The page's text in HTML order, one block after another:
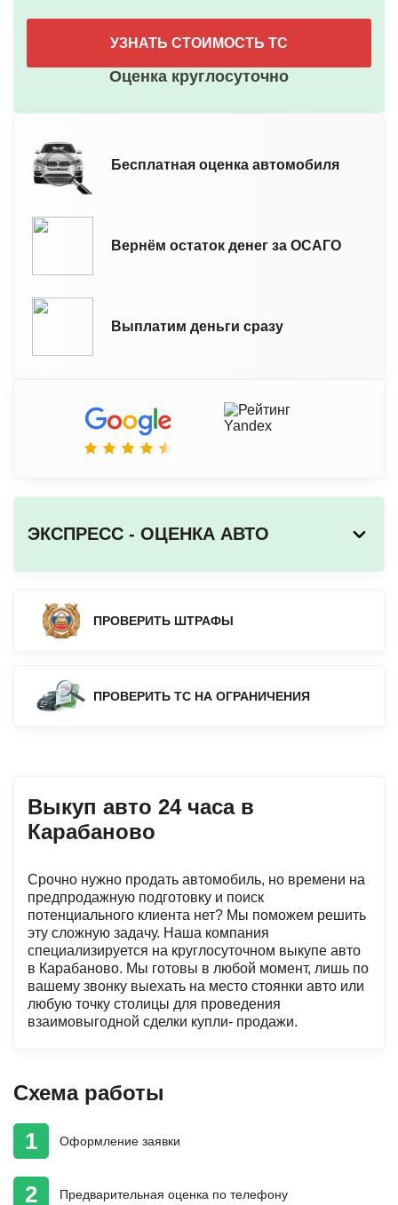
УЗНАТЬ СТОИМОСТЬ ТС
Оценка круглосуточно
Бесплатная оценка автомобиля
Вернём остаток денег за ОСАГО
Выплатим деньги сразу
Выкуп авто 24 часа в
Карабаново
Срочно нужно продать автомобиль, но времени на
предпродажную подготовку и поиск
потенциального клиента нет? Мы поможем решить
эту сложную задачу. Наша компания
специализируется на круглосуточном выкупе авто
в Карабаново. Мы готовы в любой момент, лишь по
вашему звонку выехать на место стоянки авто или
любую точку столицы для проведения
взаимовыгодной сделки купли- продажи.
Схема работы
1 Оформление заявки
2 Предварительная оценка по телефону
ЭКСПРЕСС - ОЦЕНКА АВТО
ПРОВЕРИТЬ ШТРАФЫ
ПРОВЕРИТЬ ТС НА ОГРАНИЧЕНИЯ